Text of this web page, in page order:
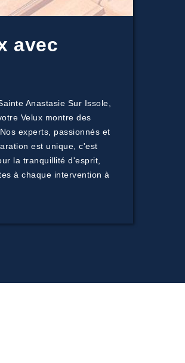
avec
Anastasie Sur Issole,
Velux montre des
experts, passionnés et
est unique, c'est
la tranquillité d'esprit,
à chaque intervention à